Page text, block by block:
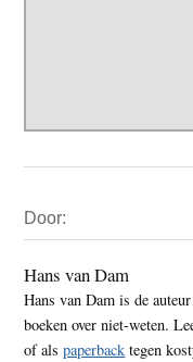
Sidebar
Door:
Hans van Dam
Hans van Dam is de
boeken over niet-weten.
of alspaperback tegen